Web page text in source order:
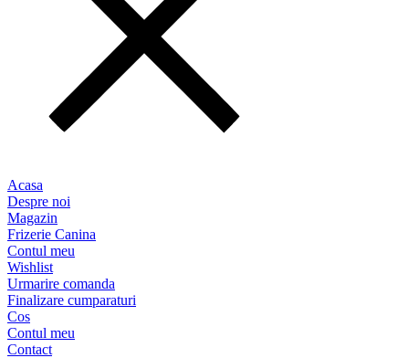
Acasa
Despre noi
Magazin
Frizerie Canina
Contul meu
Wishlist
Urmarire comanda
Finalizare cumparaturi
Cos
Contul meu
Contact